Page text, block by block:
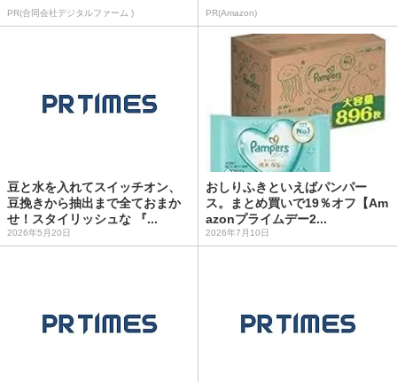
PR(合同会社デジタルファーム ) PR(Amazon)
豆と水を入れてスイッチオン、
豆挽きから抽出まで全ておまか
せ！スタイリッシュな 『...
2026年5月20日
おしりふきといえばパンパー
ス。まとめ買いで19％オフ【Am
azonプライムデー2...
2026年7月10日